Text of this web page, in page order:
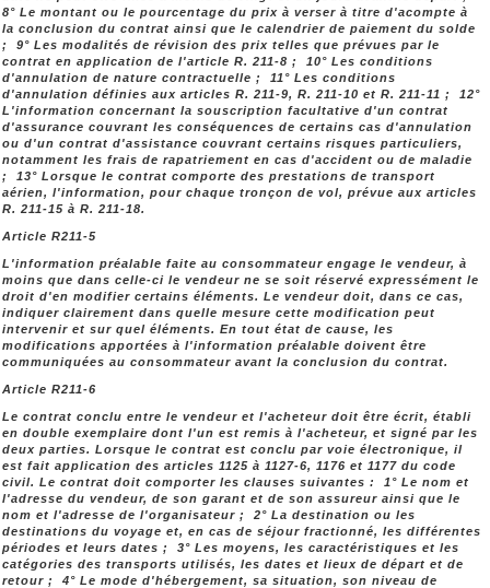
8° Le montant ou le pourcentage du prix à verser à titre d'acompte à
la conclusion du contrat ainsi que le calendrier de paiement du solde
; 9° Les modalités de révision des prix telles que prévues par le
contrat en application de l'article R. 211-8 ; 10° Les conditions
d'annulation de nature contractuelle ; 11° Les conditions
d'annulation définies aux articles R. 211-9, R. 211-10 et R. 211-11 ; 12°
L'information concernant la souscription facultative d'un contrat
d'assurance couvrant les conséquences de certains cas d'annulation
ou d'un contrat d'assistance couvrant certains risques particuliers,
notamment les frais de rapatriement en cas d'accident ou de maladie
; 13° Lorsque le contrat comporte des prestations de transport
aérien, l'information, pour chaque tronçon de vol, prévue aux articles
R. 211-15 à R. 211-18.
Article R211-5
L'information préalable faite au consommateur engage le vendeur, à
moins que dans celle-ci le vendeur ne se soit réservé expressément le
droit d'en modifier certains éléments. Le vendeur doit, dans ce cas,
indiquer clairement dans quelle mesure cette modification peut
intervenir et sur quel éléments. En tout état de cause, les
modifications apportées à l'information préalable doivent être
communiquées au consommateur avant la conclusion du contrat.
Article R211-6
Le contrat conclu entre le vendeur et l'acheteur doit être écrit, établi
en double exemplaire dont l'un est remis à l'acheteur, et signé par les
deux parties. Lorsque le contrat est conclu par voie électronique, il
est fait application des articles 1125 à 1127-6, 1176 et 1177 du code
civil. Le contrat doit comporter les clauses suivantes : 1° Le nom et
l'adresse du vendeur, de son garant et de son assureur ainsi que le
nom et l'adresse de l'organisateur ; 2° La destination ou les
destinations du voyage et, en cas de séjour fractionné, les différentes
périodes et leurs dates ; 3° Les moyens, les caractéristiques et les
catégories des transports utilisés, les dates et lieux de départ et de
retour ; 4° Le mode d'hébergement, sa situation, son niveau de